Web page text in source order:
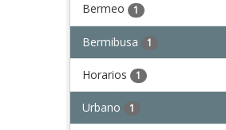
Bermeo 1
Bermibusa 1
Horarios 1
Urbano 1